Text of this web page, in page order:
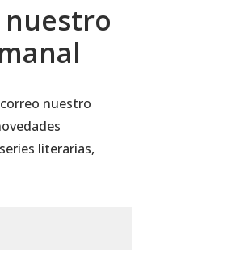
nuestro
nuestro
literarias,